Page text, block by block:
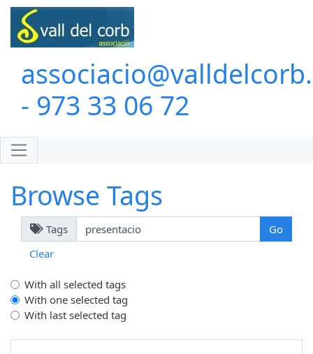
- 973 33 06 72
Browse Tags
Tags
Clear
With all selected tags
With one selected tag
With last selected tag